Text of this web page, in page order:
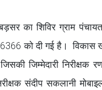
का शिविर ग्राम
76366 को दी गई है।
जिम्मेदारी
संदीप सकलानी